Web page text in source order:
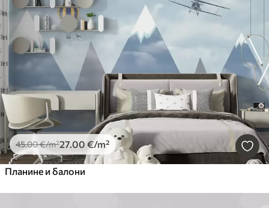
Паметно
Ресетујте све
45.00€/m²27.00 €/m²
Планине и балони